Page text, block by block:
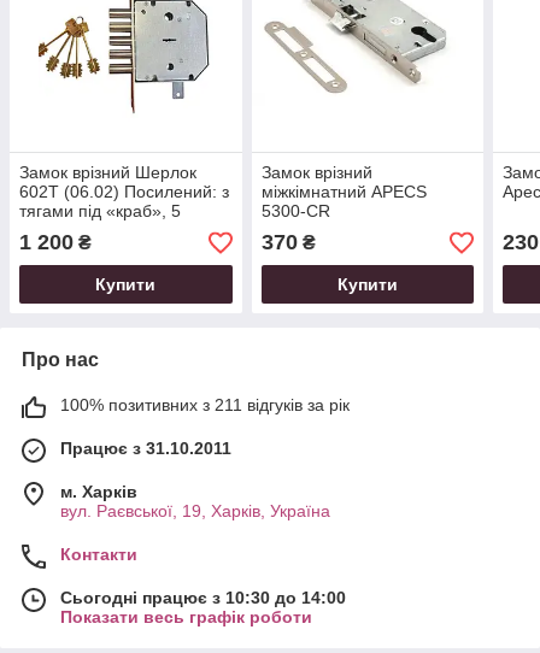
Замок врізний Шерлок
602Т (06.02) Посилений: з
тягами під «краб», 5
ригелів, 4 обороти
1 200 ₴
Купити
Замок врізний
міжкімнатний APECS
5300-CR
370₴
Купити
230
Про нас
100% позитивних з 211 відгуків за рік
Працює з 31.10.2011
м. Харків
вул. Раєвської, 19, Харків, Україна
Контакти
Сьогодні працює з 10:30 до 14:00
Показати весь графік роботи